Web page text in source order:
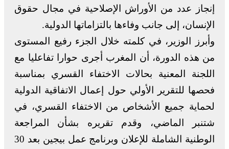
إنجاز عدد من الأوراش الإصلاحية في مجال حقوق
الإنسان، إلى جانب وفاءها بالتزاماتها الدولية.
وأبرز الوزير، في كلمته خلال الجزء رفيع المستوى
من هذه الدورة، أن المغرب أجرى حوارا تفاعليا مع
اللجنة المعنية بحالات الاختفاء القسري بمناسبة
فحصها للتقرير الأولي حول إعمال الاتفاقية الدولية
لحماية جميع الأشخاص من الاختفاء القسري، في
شتنبر الماضي، وقدم تقريره بشأن المراجعة
الوطنية الشاملة للإعلان وبرنامج عمل بيجين بعد 30